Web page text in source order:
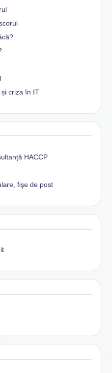
criza în IT
HACCP
fişe de post